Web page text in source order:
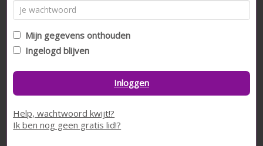
Mijn gegevens onthouden
Ingelogd blijven
Inloggen
Help, wachtwoord kwijt!?
Ik ben nog geen gratis lid!?